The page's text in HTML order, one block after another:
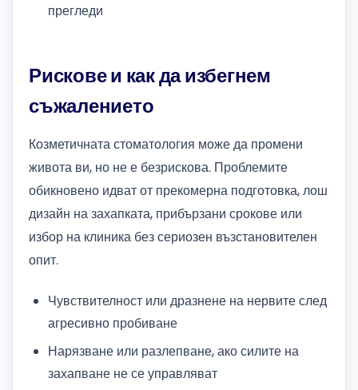
прегледи
Рискове и как да избегнем
съжалението
Козметичната стоматология може да промени
живота ви, но не е безрискова. Проблемите
обикновено идват от прекомерна подготовка, лош
дизайн на захапката, прибързани срокове или
избор на клиника без сериозен възстановителен
опит.
Чувствителност или дразнене на нервите след
агресивно пробиване
Нарязване или разлепване, ако силите на
захапване не се управляват